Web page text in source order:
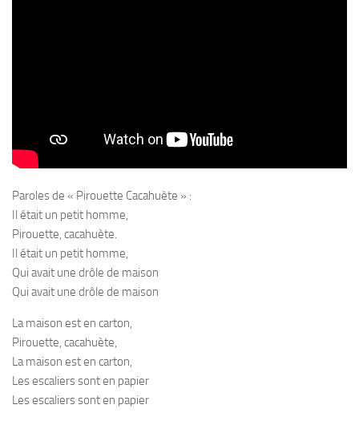
Paroles de « Pirouette Cacahuète » :
Il était un petit homme,
Pirouette, cacahuète.
Il était un petit homme,
Qui avait une drôle de maison
Qui avait une drôle de maison
La maison est en carton,
Pirouette, cacahuète,
La maison est en carton,
Les escaliers sont en papier
Les escaliers sont en papier